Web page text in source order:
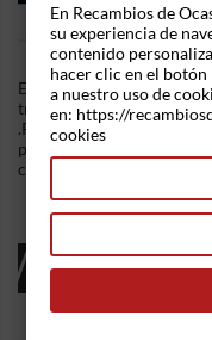
En Recambios de
trasero izquierdo
.Referencia Interna:
puertas. Ademas,
cualquier duda
16 OTROS
En Recambios de
su experiencia de
contenido
hacer clic en el
a nuestro uso de
en: https://
cookies